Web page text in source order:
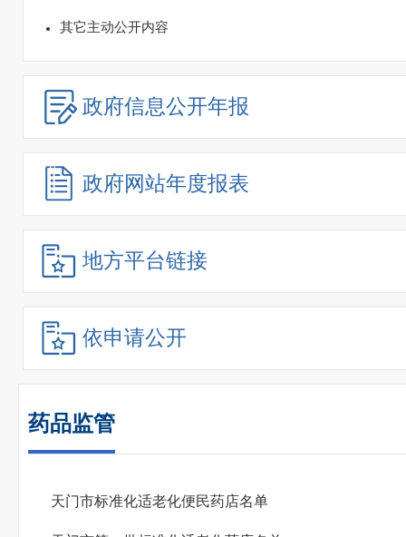
其它主动公开内容
政府信息公开年报
政府网站年度报表
地方平台链接
依申请公开
药品监管
天门市标准化适老化便民药店名单